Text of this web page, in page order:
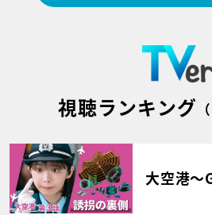
視聴ランキング
大空港～